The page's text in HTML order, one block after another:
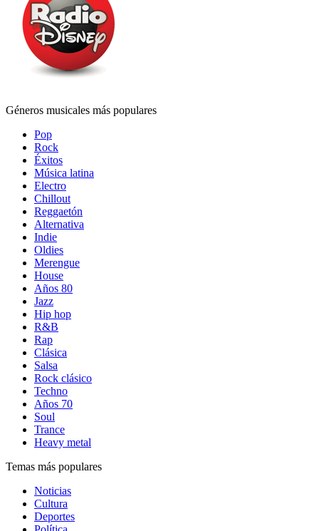
Géneros musicales más populares
Pop
Rock
Éxitos
Música latina
Electro
Chillout
Reggaetón
Alternativa
Indie
Oldies
Merengue
House
Años 80
Jazz
Hip hop
R&B
Rap
Clásica
Salsa
Rock clásico
Techno
Años 70
Soul
Trance
Heavy metal
Temas más populares
Noticias
Cultura
Deportes